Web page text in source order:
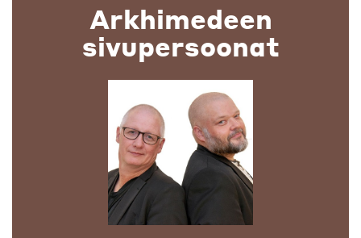
Arkhimedeen
sivupersoonat